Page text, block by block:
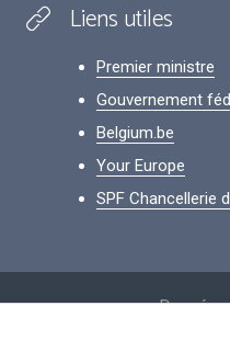
Liens utiles
Premier ministre
Gouvernement
Belgium.be
Your Europe
SPF Chancellerie